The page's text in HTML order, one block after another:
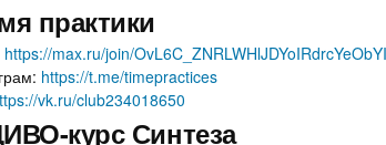
практики
https://max.ru/join/
https://t.me/timepractices
vk.ru/club234018650
курс Синтеза